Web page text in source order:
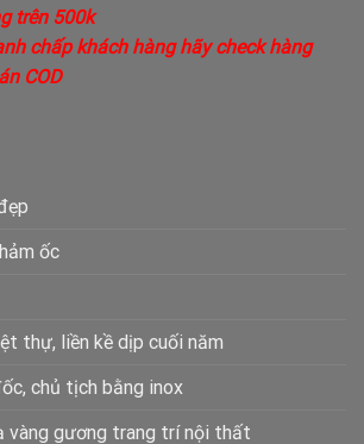
trên 500k
chấp khách hàng hãy check hàng
COD
ốc
thự, liền kề dịp cuối năm
chủ tịch bằng inox
vàng gương trang trí nội thất